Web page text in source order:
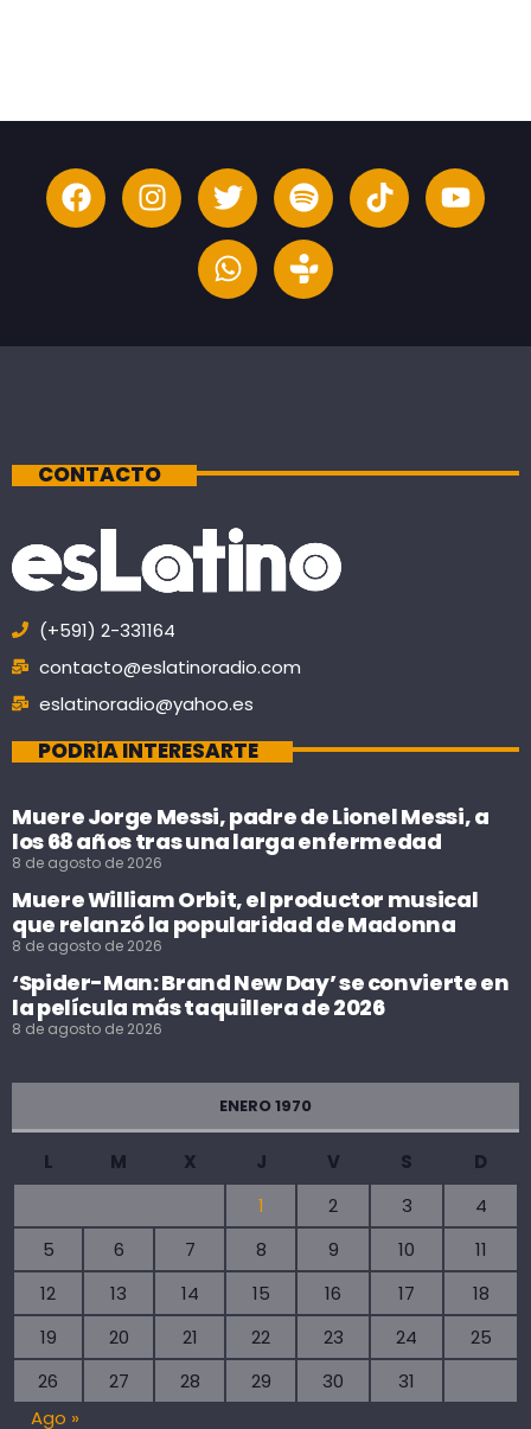
CONTACTO
(+591) 2-331164
contacto@eslatinoradio.com
eslatinoradio@yahoo.es
PODRÍA INTERESARTE
Muere Jorge Messi, padre de Lionel Messi, a
los 68 años tras una larga enfermedad
8 de agosto de 2026
Muere William Orbit, el productor musical
que relanzó la popularidad de Madonna
8 de agosto de 2026
‘Spider-Man: Brand New Day’ se convierte en
la película más taquillera de 2026
8 de agosto de 2026
ENERO 1970
L M X J V S
D
1
2 3
4
5
6 7 8 9 10
11
12
13 14 15 16 17
18
19
20 21 22 23 24
25
26
27 28 29 30
31
Ago »